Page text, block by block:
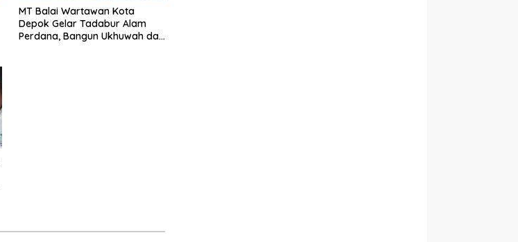
MT Balai Wartawan Kota
Depok Gelar Tadabur Alam
Perdana, Bangun Ukhuwah dan